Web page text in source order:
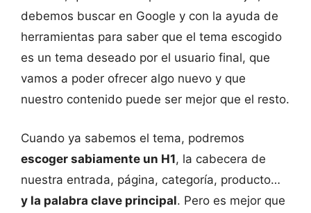
debemos buscar en Google y con la ayuda de
herramientas para saber que el tema escogido
es un tema deseado por el usuario final, que
vamos a poder ofrecer algo nuevo y que
nuestro contenido puede ser mejor que el resto.
Cuando ya sabemos el tema, podremos
escoger sabiamente un H1, la cabecera de
nuestra entrada, página, categoría, producto…
y la palabra clave principal. Pero es mejor que